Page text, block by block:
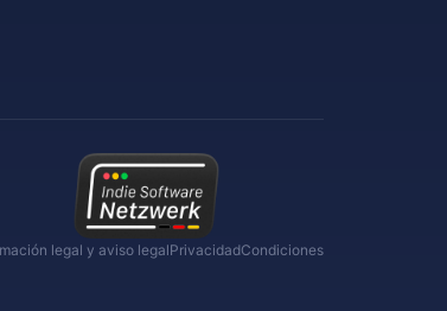
legal y aviso legalPrivacidadCondiciones